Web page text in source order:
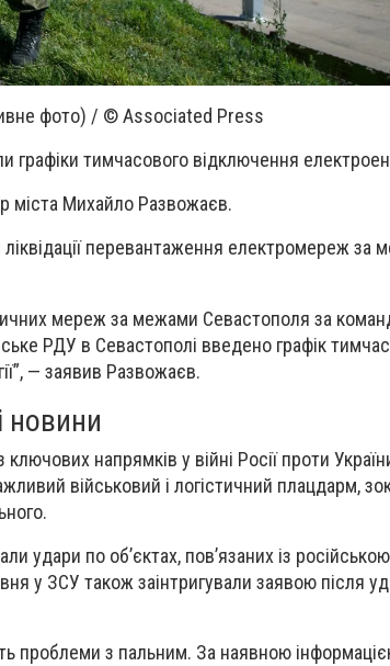
фото) / © Associated Press
тимчасового відключення
міста Михайло Развожаєв.
перевантаження електромереж за
мереж за межами Севастополя за
РДУ в Севастополі введено графік
— заявив Развожаєв.
новини
напрямків у війні Росії проти
військовий і логістичний плацдарм,
удари по об’єктах, пов’язаних із
у ЗСУ також заінтригували заявою після
проблеми з пальним. За наявною